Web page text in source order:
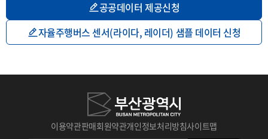
공공데이터 제공신청
자율주행버스 센서(라이다, 레이더) 샘플 데이터 신청
이용약관판매회원약관개인정보처리방침사이트맵